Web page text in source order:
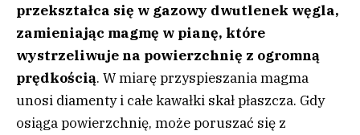
przekształca się w gazowy dwutlenek węgla,
zamieniając magmę w pianę, które
wystrzeliwuje na powierzchnię z ogromną
prędkością. W miarę przyspieszania magma
unosi diamenty i całe kawałki skał płaszcza. Gdy
osiąga powierzchnię, może poruszać się z